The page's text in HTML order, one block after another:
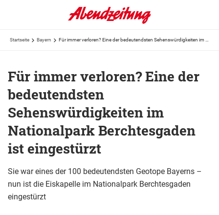
Startseite Bayern
Für immer verloren? Eine der
bedeutendsten
Sehenswürdigkeiten im
Nationalpark Berchtesgaden
ist eingestürzt
Sie war eines der 100 bedeutendsten Geotope Bayerns –
nun ist die Eiskapelle im Nationalpark Berchtesgaden
eingestürzt